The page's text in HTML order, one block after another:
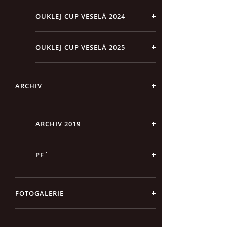
OUKLEJ CUP VESELÁ 2024
OUKLEJ CUP VESELÁ 2025
ARCHIV
ARCHIV 2019
PF´
FOTOGALERIE